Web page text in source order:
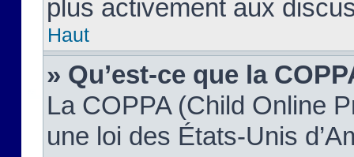
plus activement aux
Haut
» Qu’est-ce que la
La COPPA (Child Online
une loi des États-Unis